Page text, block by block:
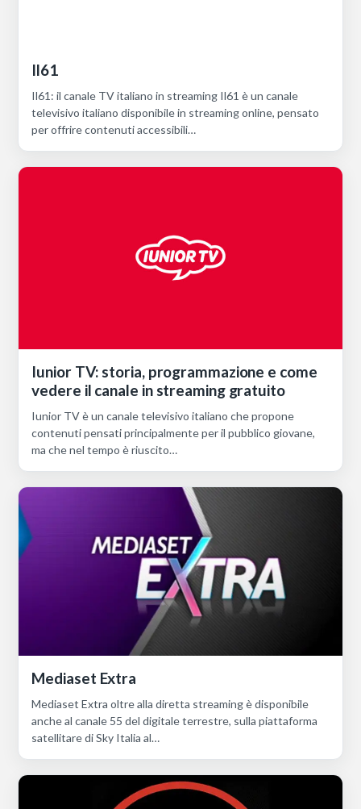
Il61
Il61: il canale TV italiano in streaming Il61 è un canale
televisivo italiano disponibile in streaming online, pensato
per offrire contenuti accessibili…
Iunior TV: storia, programmazione e come
vedere il canale in streaming gratuito
Iunior TV è un canale televisivo italiano che propone
contenuti pensati principalmente per il pubblico giovane,
ma che nel tempo è riuscito…
Mediaset Extra
Mediaset Extra oltre alla diretta streaming è disponibile
anche al canale 55 del digitale terrestre, sulla piattaforma
satellitare di Sky Italia al…